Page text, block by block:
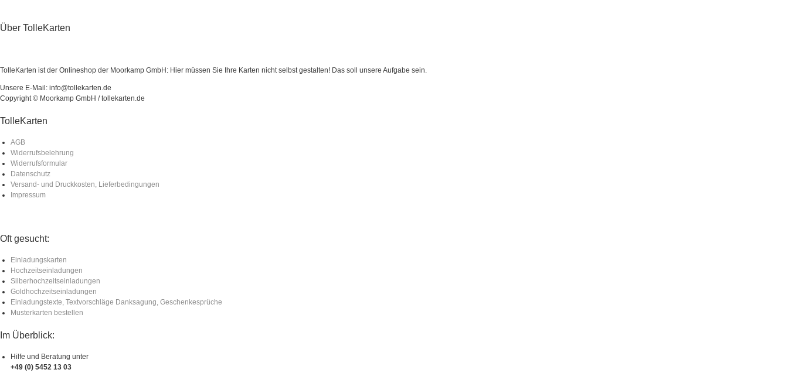
Über TolleKarten
TolleKarten ist der Onlineshop der Moorkamp GmbH: Hier müssen Sie Ihre Karten nicht selbst gestalten! Das soll unsere Aufgabe sein.
Unsere E-Mail: info@tollekarten.de
Copyright © Moorkamp GmbH / tollekarten.de
TolleKarten
AGB
Widerrufsbelehrung
Widerrufsformular
Datenschutz
Versand- und Druckkosten, Lieferbedingungen
Impressum
Oft gesucht:
Einladungskarten
Hochzeitseinladungen
Silberhochzeitseinladungen
Goldhochzeitseinladungen
Einladungstexte, Textvorschläge Danksagung, Geschenkesprüche
Musterkarten bestellen
Im Überblick:
Hilfe und Beratung unter
+49 (0) 5452 13 03